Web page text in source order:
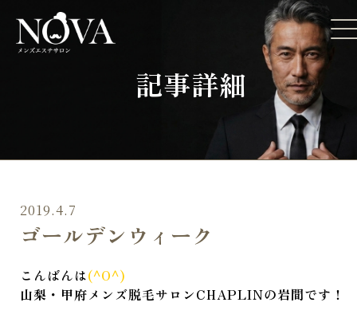
記事詳細
2019.4.7
ゴールデンウィーク
こんばんは(^O^)
山梨・甲府メンズ脱毛サロンCHAPLINの岩間です！